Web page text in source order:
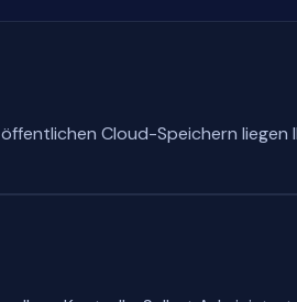
Cloud-Speichern